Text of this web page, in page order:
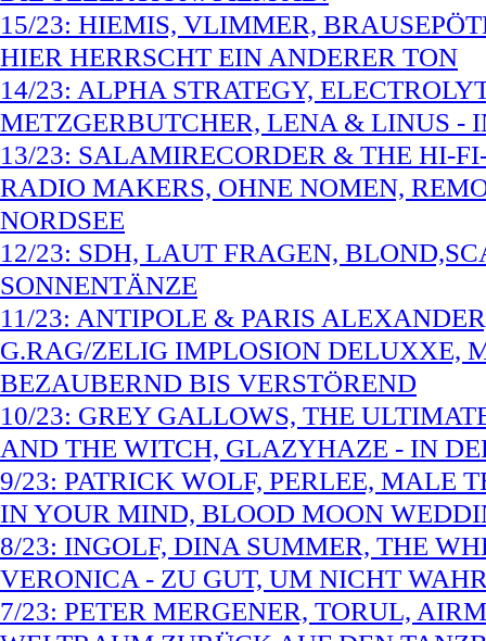
15/23: HIEMIS, VLIMMER,
HIER HERRSCHT EIN ANDERER TON
14/23: ALPHA STRATEGY,
METZGERBUTCHER, LENA & LINUS -
13/23: SALAMIRECORDER & THE HI-
RADIO MAKERS, OHNE NOMEN,
NORDSEE
12/23: SDH, LAUT FRAGEN,
SONNENTÄNZE
11/23: ANTIPOLE & PARIS
G.RAG/ZELIG IMPLOSION DELUXXE,
BEZAUBERND BIS VERSTÖREND
10/23: GREY GALLOWS, THE
AND THE WITCH, GLAZYHAZE - IN
9/23: PATRICK WOLF, PERLEE, MALE
IN YOUR MIND, BLOOD MOON
8/23: INGOLF, DINA SUMMER, THE
VERONICA - ZU GUT, UM NICHT
7/23: PETER MERGENER, TORUL,